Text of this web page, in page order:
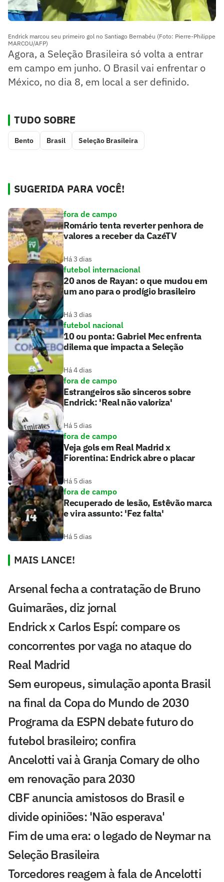
Endrick marcou seu primeiro gol no Santiago Bernabéu (Foto: Pierre-Philippe
MARCOU/AFP)
Agora, a Seleção Brasileira só volta a entrar
em campo em junho. O Brasil vai enfrentar o
México, no dia 8, em local a ser definido.
TUDO SOBRE
Bento Brasil Seleção Brasileira
SUGERIDA PARA VOCÊ!
fora de campo
Romário tenta reverter penhora de
valores a receber da CazéTV
Há 3 dias
futebol internacional
20 anos de Rayan: o que mudou em
um ano para o prodígio brasileiro
Há 3 dias
futebol nacional
10 ou ponta: Gabriel Mec enfrenta
dilema que impacta a Seleção
Há 4 dias
fora de campo
Estrangeiros são sinceros sobre
Endrick: 'Real não valoriza'
Há 5 dias
fora de campo
Veja gols em Real Madrid x
Fiorentina: Endrick abre o placar
Há 5 dias
fora de campo
Recuperado de lesão, Estêvão marca
e vira assunto: 'Fez falta'
Há 5 dias
MAIS LANCE!
Arsenal fecha a contratação de Bruno
Guimarães, diz jornal
Endrick x Carlos Espí: compare os
concorrentes por vaga no ataque do
Real Madrid
Sem europeus, simulação aponta Brasil
na final da Copa do Mundo de 2030
Programa da ESPN debate futuro do
futebol brasileiro; confira
Ancelotti vai à Granja Comary de olho
em renovação para 2030
CBF anuncia amistosos do Brasil e
divide opiniões: 'Não esperava'
Fim de uma era: o legado de Neymar na
Seleção Brasileira
Torcedores reagem à fala de Ancelotti